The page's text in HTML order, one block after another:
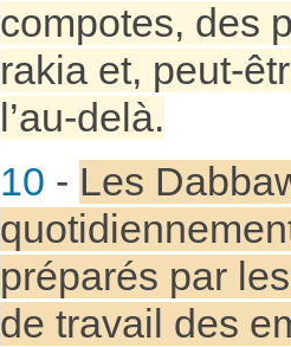
compotes, des
rakia et, peut-
l’au-delà.
10 - Les
préparés par
de travail des